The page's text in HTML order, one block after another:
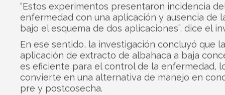
“Estos experimentos presentaron incidencia
enfermedad con una aplicación y ausencia de
bajo el esquema de dos aplicaciones”, dice el
En ese sentido, la investigación concluyó que la
aplicación de extracto de albahaca a baja
es eficiente para el control de la enfermedad,
convierte en una alternativa de manejo en
pre y postcosecha.